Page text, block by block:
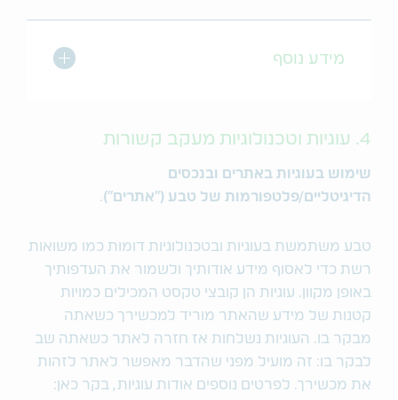
מידע נוסף מתג הרחב/
4. עוגיות וטכנולוגיות מעקב קשורות
שימוש בעוגיות באתרים ובנכסים
הדיגיטליים/פלטפורמות של טבע ("אתרים").
טבע משתמשת בעוגיות ובטכנולוגיות דומות כמו משואות
רשת כדי לאסוף מידע אודותיך ולשמור את העדפותיך
באופן מקוון. עוגיות הן קובצי טקסט המכילים כמויות
קטנות של מידע שהאתר מוריד למכשירך כשאתה
מבקר בו. העוגיות נשלחות אז חזרה לאתר כשאתה שב
לבקר בו: זה מועיל מפני שהדבר מאפשר לאתר לזהות
את מכשירך. לפרטים נוספים אודות עוגיות, בקר כאן: